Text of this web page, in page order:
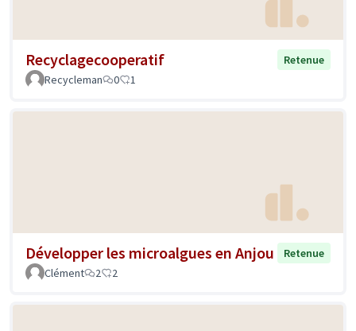
Recyclagecooperatif
Retenue
Recycleman
0 1
Développer les microalgues en Anjou
Retenue
Clément
2 2